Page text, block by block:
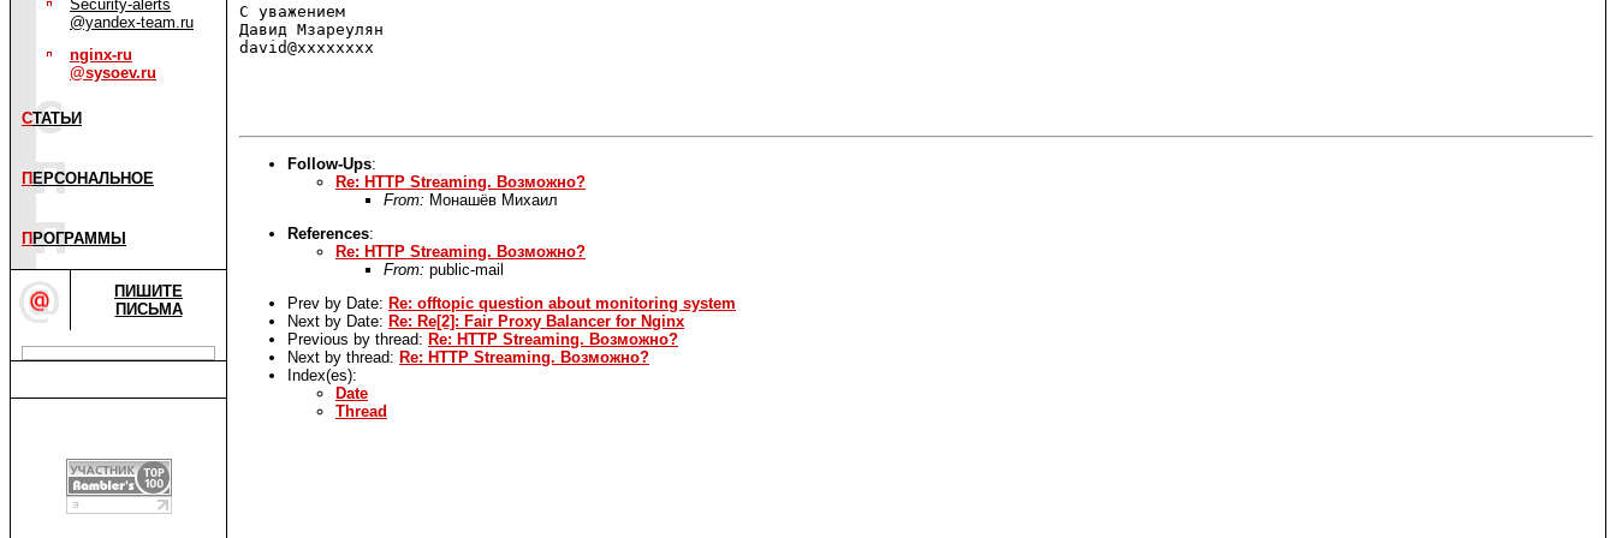
Security-alerts
@yandex-team.ru
nginx-ru
@sysoev.ru
СТАТЬИ
П ЕРСОНАЛЬНОЕ
П РОГРАММЫ
ПИШИТЕ
ПИСЬМА
С уважением
Давид Мзареулян
david@xxxxxxxx
Follow-Ups:
Re: HTTP Streaming. Возможно?
From: Монашёв Михаил
References:
Re: HTTP Streaming. Возможно?
From: public-mail
Prev by Date: Re: offtopic question about monitoring system
Next by Date: Re: Re[2]: Fair Proxy Balancer for Nginx
Previous by thread: Re: HTTP Streaming. Возможно?
Next by thread: Re: HTTP Streaming. Возможно?
Index(es):
Date
Thread